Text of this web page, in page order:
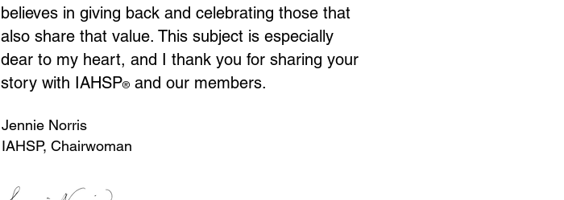
believes in giving back and celebrating those that
also share that value. This subject is especially
dear to my heart, and I thank you for sharing your
story with IAHSP® and our members.
Jennie Norris
IAHSP, Chairwoman